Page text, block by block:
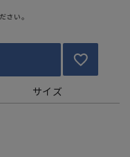
さい。
サイズ